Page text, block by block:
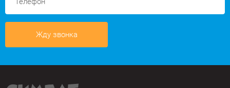
Жду звонка